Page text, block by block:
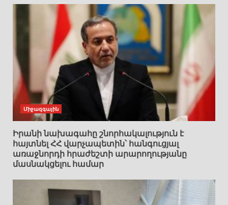
Միջազգային
Իրանի նախագահը շնորհակալություն է
հայտնել ՀՀ վարչապետին՝ հանգուցյալ
առաջնորդի հրաժեշտի արարողությանը
մասնակցելու համար